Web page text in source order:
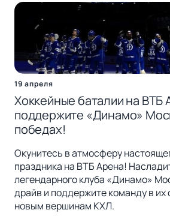
19 апреля
Хоккейные баталии на ВТБ
поддержите «Динамо»
победах!
Окунитесь в атмосферу
праздника на ВТБ Арена!
легендарного клуба «Динамо»
драйв и поддержите команду в их
новым вершинам КХЛ.